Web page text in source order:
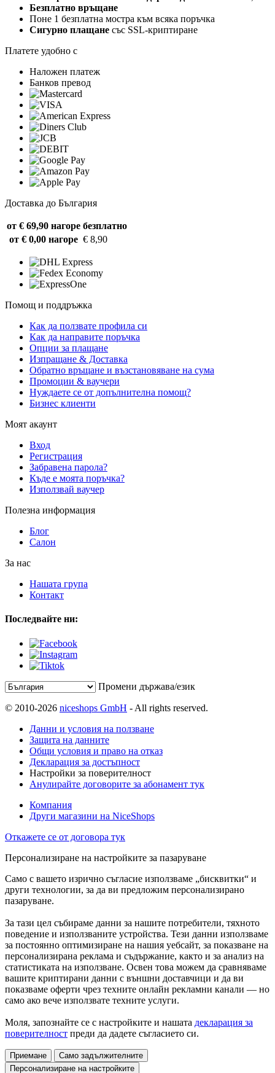
Безплатно връщане
Поне 1 безплатна мостра към всяка поръчка
Сигурно плащане със SSL-криптиране
Платете удобно с
Наложен платеж
Банков превод
Доставка до България
от € 69,90 нагоре безплатно
от € 0,00 нагоре € 8,90
Помощ и поддръжка
Как да ползвате профила си
Как да направите поръчка
Опции за плащане
Изпращане & Доставка
Обратно връщане и възстановяване на сума
Промоции & ваучери
Нуждаете се от допълнителна помощ?
Бизнес клиенти
Моят акаунт
Вход
Регистрация
Забравена парола?
Къде е моята поръчка?
Използвай ваучер
Полезна информация
Блог
Салон
За нас
Нашата група
Контакт
Последвайте ни:
Промени държава/език
© 2010-2026 niceshops GmbH - All rights reserved.
Данни и условия на ползване
Защита на данните
Общи условия и право на отказ
Декларация за достъпност
Настройки за поверителност
Анулирайте договорите за абонамент тук
Компания
Други магазини на NiceShops
Откажете се от договора тук
Персонализиране на настройките за пазаруване
Само с вашето изрично съгласие използваме „бисквитки“ и
други технологии, за да ви предложим персонализирано
пазаруване.
За тази цел събираме данни за нашите потребители, тяхното
поведение и използваните устройства. Тези данни използваме
за постоянно оптимизиране на нашия уебсайт, за показване на
персонализирана реклама и съдържание, както и за анализ на
статистиката на използване. Освен това можем да сравняваме
вашите криптирани данни с външни доставчици и да ви
показваме оферти чрез техните онлайн рекламни канали — но
само ако вече използвате техните услуги.
Моля, запознайте се с настройките и нашата декларация за
поверителност преди да дадете съгласието си.
Приемане
Само задължителните
Персонализиране на настройките